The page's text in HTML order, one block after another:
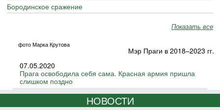
Бородинское сражение
Показать все
фото Марка Крутова
Мэр Праги в 2018–2023 гг.
07.05.2020
Прага освободила себя сама. Красная армия пришла
слишком поздно
НОВОСТИ